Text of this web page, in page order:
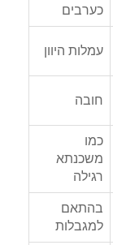
כערבים
עמלות היוון
חובה
כמו
משכנתא
רגילה
בהתאם
למגבלות